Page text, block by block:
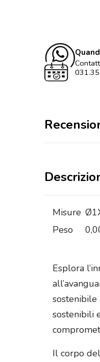
Misure
Peso
Esplora
sostenibile
sostenibili
Il corpo